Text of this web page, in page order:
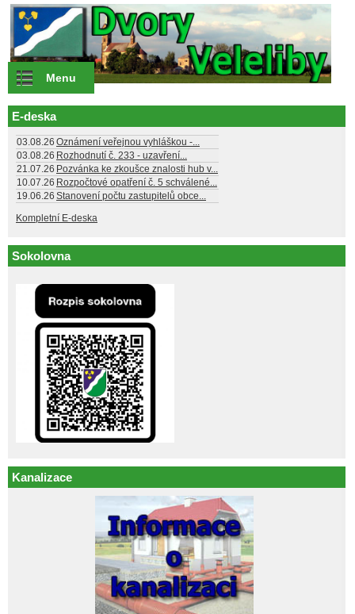
Přejít k hlavnímu obsahu
Menu
E-deska
03.08.26 Oznámení veřejnou vyhláškou -...
03.08.26 Rozhodnutí č. 233 - uzavření...
21.07.26 Pozvánka ke zkoušce znalosti hub v...
10.07.26 Rozpočtové opatření č. 5 schválené...
19.06.26 Stanovení počtu zastupitelů obce...
Kompletní E-deska
Sokolovna
Kanalizace